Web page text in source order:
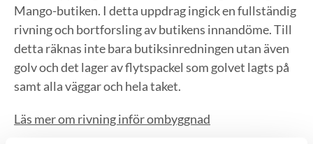
Mango-butiken. I detta uppdrag ingick en fullständig
rivning och bortforsling av butikens innandöme. Till
detta räknas inte bara butiksinredningen utan även
golv och det lager av flytspackel som golvet lagts på
samt alla väggar och hela taket.
Läs mer om rivning inför ombyggnad